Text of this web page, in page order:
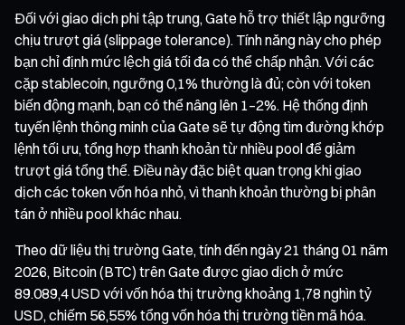
Đối với giao dịch phi tập trung, Gate hỗ trợ thiết lập ngưỡng
chịu trượt giá (slippage tolerance). Tính năng này cho phép
bạn chỉ định mức lệch giá tối đa có thể chấp nhận. Với các
cặp stablecoin, ngưỡng 0,1% thường là đủ; còn với token
biến động mạnh, bạn có thể nâng lên 1–2%. Hệ thống định
tuyến lệnh thông minh của Gate sẽ tự động tìm đường khớp
lệnh tối ưu, tổng hợp thanh khoản từ nhiều pool để giảm
trượt giá tổng thể. Điều này đặc biệt quan trọng khi giao
dịch các token vốn hóa nhỏ, vì thanh khoản thường bị phân
tán ở nhiều pool khác nhau.
Theo dữ liệu thị trường Gate, tính đến ngày 21 tháng 01 năm
2026, Bitcoin (BTC) trên Gate được giao dịch ở mức
89.089,4 USD với vốn hóa thị trường khoảng 1,78 nghìn tỷ
USD, chiếm 56,55% tổng vốn hóa thị trường tiền mã hóa.